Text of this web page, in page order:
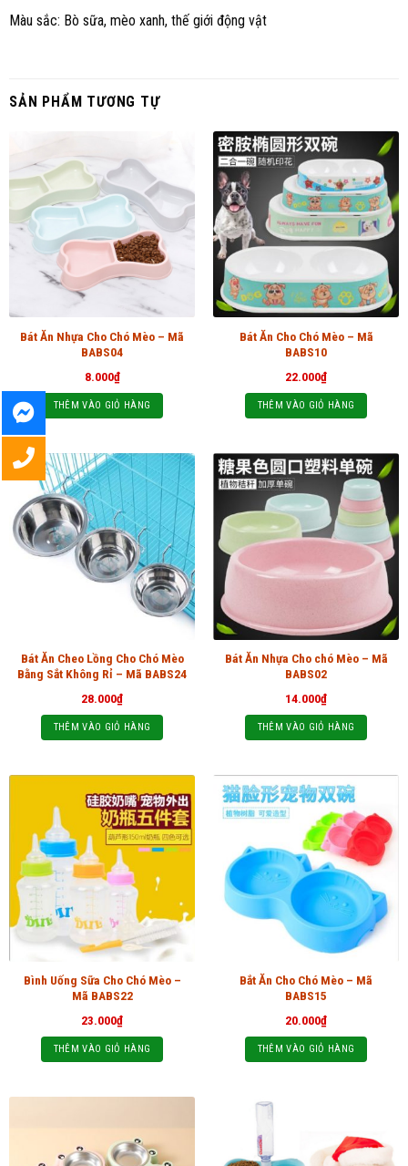
Màu sắc: Bò sữa, mèo xanh, thế giới động vật
SẢN PHẨM TƯƠNG TỰ
Bát Ăn Nhựa Cho Chó Mèo – Mã
BABS04
8.000₫
THÊM VÀO GIỎ HÀNG
Bát Ăn Cho Chó Mèo – Mã
BABS10
22.000₫
THÊM VÀO GIỎ HÀNG
Bát Ăn Cheo Lồng Cho Chó Mèo
Bằng Sắt Không Rỉ – Mã BABS24
28.000₫
THÊM VÀO GIỎ HÀNG
Bát Ăn Nhựa Cho chó Mèo – Mã
BABS02
14.000₫
THÊM VÀO GIỎ HÀNG
Bình Uống Sữa Cho Chó Mèo –
Mã BABS22
23.000₫
THÊM VÀO GIỎ HÀNG
Bắt Ăn Cho Chó Mèo – Mã
BABS15
20.000₫
THÊM VÀO GIỎ HÀNG